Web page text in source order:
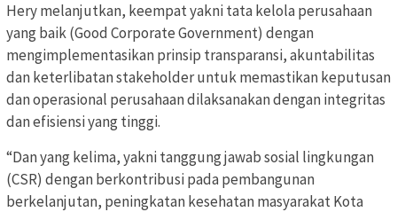
Hery melanjutkan, keempat yakni tata kelola perusahaan
yang baik (Good Corporate Government) dengan
mengimplementasikan prinsip transparansi, akuntabilitas
dan keterlibatan stakeholder untuk memastikan keputusan
dan operasional perusahaan dilaksanakan dengan integritas
dan efisiensi yang tinggi.
“Dan yang kelima, yakni tanggung jawab sosial lingkungan
(CSR) dengan berkontribusi pada pembangunan
berkelanjutan, peningkatan kesehatan masyarakat Kota